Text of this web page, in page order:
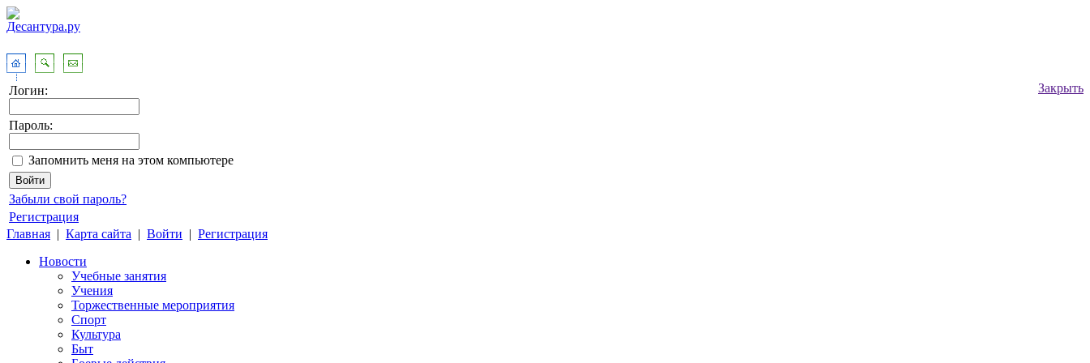
Закрыть
Логин:
Пароль:
Запомнить меня на этом компьютере
Забыли свой пароль?
Регистрация
Главная | Карта сайта | Войти | Регистрация
Новости
Учебные занятия
Учения
Торжественные мероприятия
Спорт
Культура
Быт